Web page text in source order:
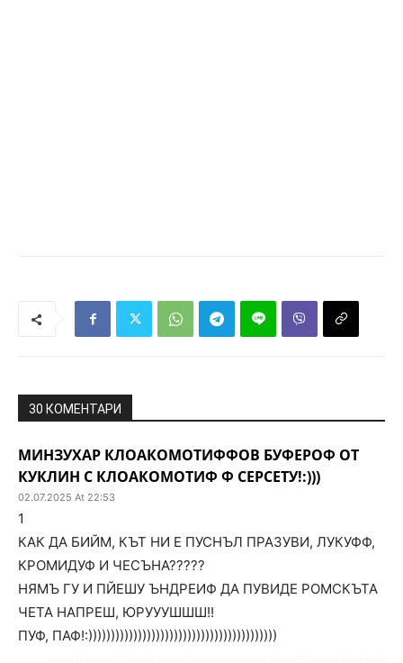
30 КОМЕНТАРИ
МИНЗУХАР КЛОАКОМОТИФФОВ БУФЕРОФ ОТ
КУКЛИН С КЛОАКОМОТИФ Ф СЕРСЕТУ!:)))
02.07.2025 At 22:53
1
КАК ДА БИЙМ, КЪТ НИ Е ПУСНЪЛ ПРАЗУВИ, ЛУКУФФ,
КРОМИДУФ И ЧЕСЪНА?????
НЯМЪ ГУ И ПЙЕШУ ЪНДРЕИФ ДА ПУВИДЕ РОМСКЪТА
ЧЕТА НАПРЕШ, ЮРУУУШШШ!!
ПУФ, ПАФ!:))))))))))))))))))))))))))))))))))))))))))